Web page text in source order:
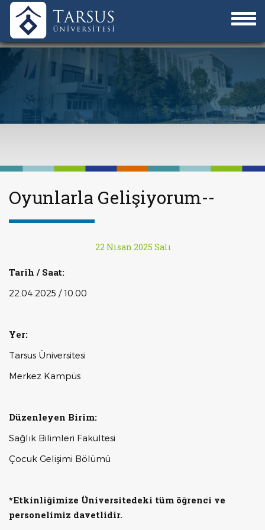
Oyunlarla Gelişiyorum--
22 Nisan 2025 Salı
Tarih / Saat:
22.04.2025 / 10.00
Yer:
Tarsus Üniversitesi
Merkez Kampüs
Düzenleyen Birim:
Sağlık Bilimleri Fakültesi
Çocuk Gelişimi Bölümü
*Etkinliğimize Üniversitedeki tüm öğrenci ve
personelimiz davetlidir.